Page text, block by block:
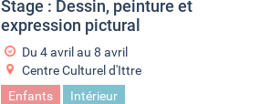
Stage : Dessin, peinture et
expression pictural
Du 4 avril au 8 avril
Centre Culturel d'Ittre
Enfants
Intérieur